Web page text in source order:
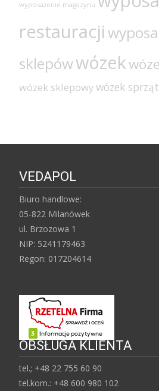
wyposażenie magazynu
restauracji
sklepówwózek
wózek sklepowywózek
VEDAPOL
Biuro handlowe:
05-822 Milanówek
ul. Brzozowa 1
NIP: 5241179463
Regon: 017204614
OBSŁUGA KLIENTA
tel.; +48 22 755 60 90
tel.kom.: +48 600 980 102